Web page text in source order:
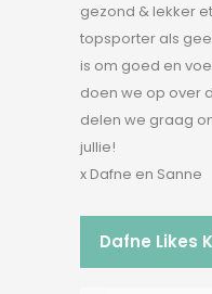
gezond & lekker
topsporter als
is om goed en
doen we op over
delen we graag
jullie!
x Dafne en Sanne
Dafne Likes